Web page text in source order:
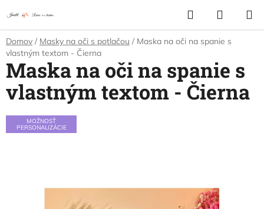
na
obsah
Hľadať
KOŠÍK
Domov / Masky na oči s potlačou / Maska na oči na spanie s
vlastným textom - Čierna
Maska na oči na spanie s
vlastným textom - Čierna
MOŽNOSŤ
PERSONALIZÁCIE